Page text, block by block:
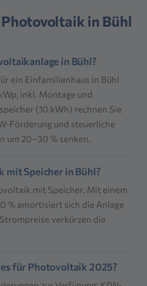
in Bühl
in Bühl?
ein Einfamilienhaus in Bühl
inkl. Montage und
(10 kWh) rechnen Sie
Förderung und steuerliche
um 20–30 % senken.
mit Speicher in Bühl?
mit Speicher. Mit einem
% amortisiert sich die Anlage
verkürzen die
für Photovoltaik 2025?